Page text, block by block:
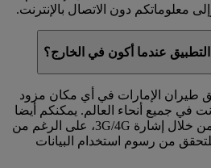
معلوماتكم دون الاتصال بالإنترنت.
عندما أكون في الخارج؟
طيران الإمارات في أي مكان مزود
في جميع أنحاء العالم. يمكنكم أيضا
الوصول إلى التطبيق من خلال إشارة 3G/4G، على الرغم من
من رسوم استخدام البيانات